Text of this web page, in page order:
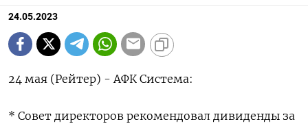
24.05.2023
24 мая (Рейтер) - АФК Система:
* Совет директоров рекомендовал дивиденды за